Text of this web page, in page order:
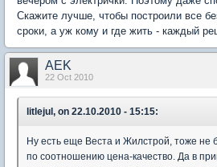
Скажите лучше, чтобы построили все
сроки, а уж кому и где жить - каждый
AEK
22 Oct 2010
litlejul, on 22.10.2010 - 15:15:
Ну есть еще Веста и Жилстрой, тоже не
по соотношению цена-качество. Да в